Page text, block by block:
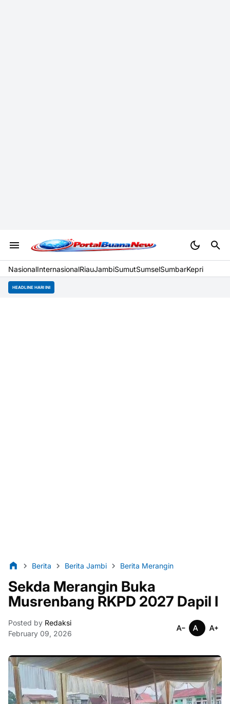
NasionalInternasionalRiauJambiSumutSumselSumbarKepri
HEADLINE HARI INI
Berita Berita Jambi Berita Merangin
Sekda Merangin Buka
Musrenbang RKPD 2027 Dapil I
Posted by Redaksi
February 09, 2026